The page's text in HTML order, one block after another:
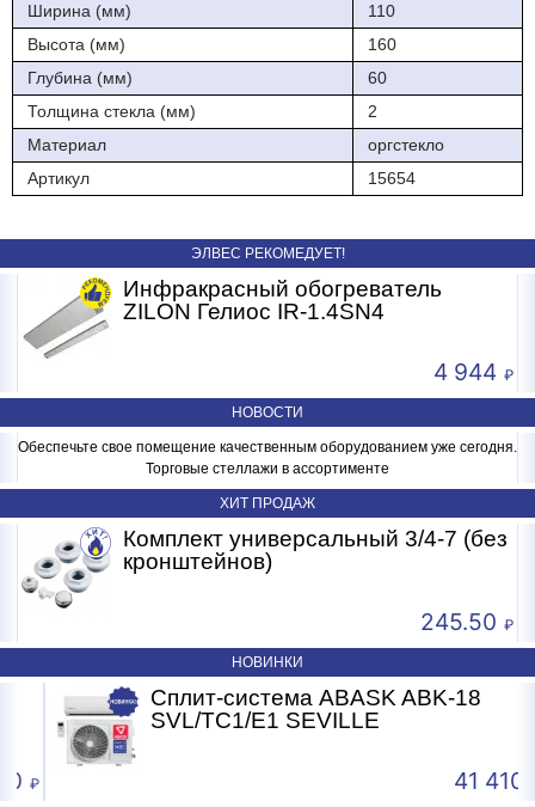
НОВОСТИ
Обеспечьте свое помещение качественным оборудованием уже сегодня.
Торговые стеллажи в ассортименте
ЭЛВЕС РЕКОМЕДУЕТ!
Инфракрасный обогреватель
ZILON Гелиос IR-1.4SN4
4 944
ХИТ ПРОДАЖ
Комплект универсальный 3/4-7 (без
кронштейнов)
245.50
НОВИНКИ
Сплит-система ABASK ABK-18
SVL/TC1/E1 SEVILLE
41 410
Ширина (мм)
110
Высота (мм)
160
Глубина (мм)
60
Толщина стекла (мм)
2
Материал
оргстекло
Артикул
15654